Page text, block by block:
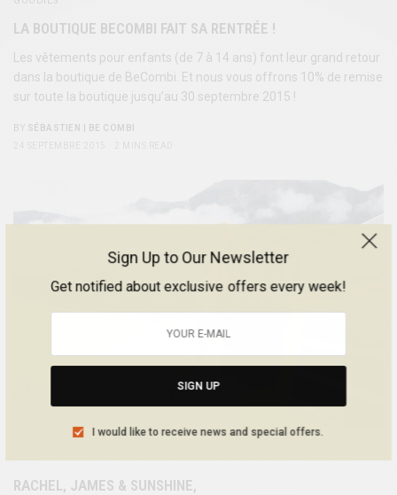
Sign Up to Our Newsletter
Get notified about exclusive offers every week!
SIGN UP
I would like to receive news and special offers.
LA BOUTIQUE BECOMBI FAIT SA RENTRÉE !
Les vêtements pour enfants (de 7 à 14 ans) font leur grand retour
dans la boutique de BeCombi. Et nous vous offrons 10% de remise
sur toute la boutique jusqu’au 30 septembre 2015 !
BY SÉBASTIEN | BE COMBI
RACHEL, JAMES & SUNSHINE,